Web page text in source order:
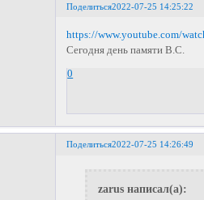
Поделиться2022-07-25 14:25:22
https://www.youtube.com/
Сегодня день памяти В.С.
0
Поделиться2022-07-25 14:26:49
zarus написал(а):